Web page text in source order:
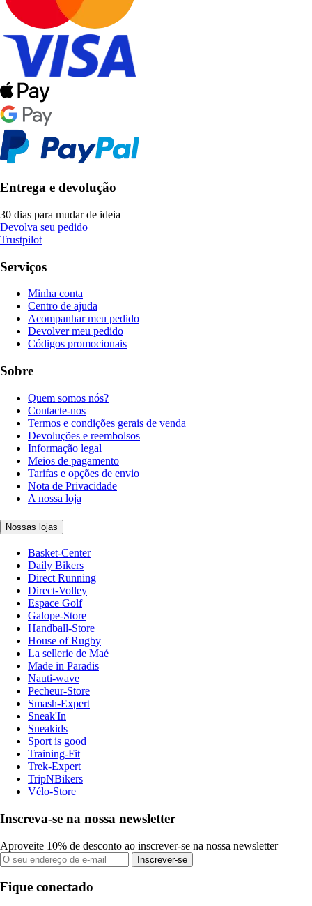
Entrega e devolução
30 dias para mudar de ideia
Devolva seu pedido
Trustpilot
Serviços
Minha conta
Centro de ajuda
Acompanhar meu pedido
Devolver meu pedido
Códigos promocionais
Sobre
Quem somos nós?
Contacte-nos
Termos e condições gerais de venda
Devoluções e reembolsos
Informação legal
Meios de pagamento
Tarifas e opções de envio
Nota de Privacidade
A nossa loja
Nossas lojas
Basket-Center
Daily Bikers
Direct Running
Direct-Volley
Espace Golf
Galope-Store
Handball-Store
House of Rugby
La sellerie de Maé
Made in Paradis
Nauti-wave
Pecheur-Store
Smash-Expert
Sneak'In
Sneakids
Sport is good
Training-Fit
Trek-Expert
TripNBikers
Vélo-Store
Inscreva-se na nossa newsletter
Aproveite 10% de desconto ao inscrever-se na nossa newsletter
Inscrever-se
Fique conectado